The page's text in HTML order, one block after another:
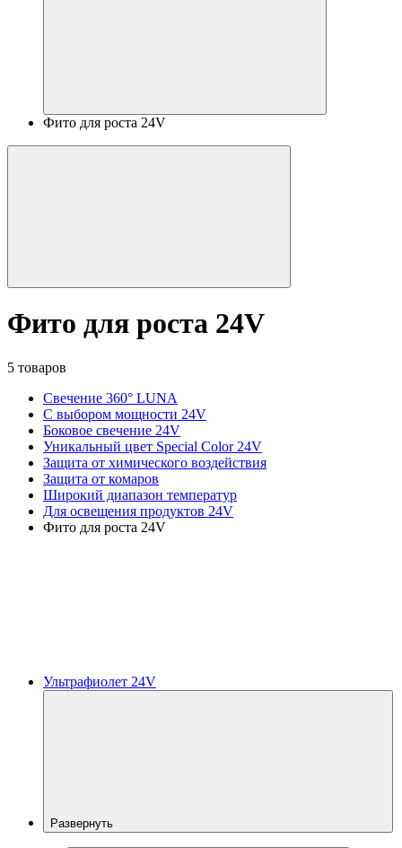
Фито для роста 24V
Фито для роста 24V
5 товаров
Свечение 360° LUNA
С выбором мощности 24V
Боковое свечение 24V
Уникальный цвет Special Color 24V
Защита от химического воздействия
Защита от комаров
Широкий диапазон температур
Для освещения продуктов 24V
Фито для роста 24V
Ультрафиолет 24V
Развернуть